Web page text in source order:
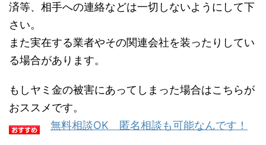
済等、相手への連絡などは一切しないようにして下
さい。
また実在する業者やその関連会社を装ったりしてい
る場合があります。
もしヤミ金の被害にあってしまった場合はこちらが
おススメです。
無料相談OK 匿名相談も可能なんです！